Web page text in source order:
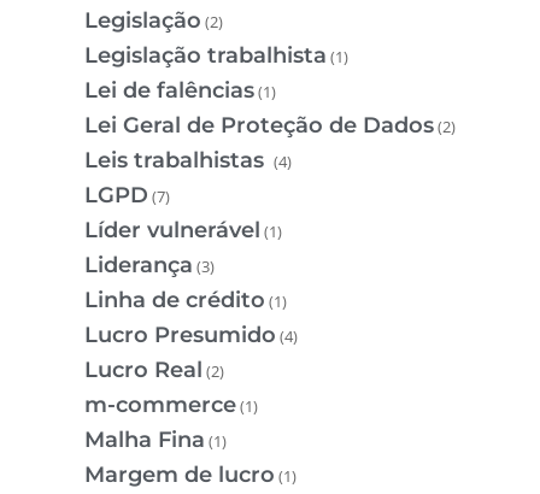
Legislação (2)
Legislação trabalhista (1)
Lei de falências(1)
Lei Geral de Proteção de Dados(2)
Leis trabalhistas (4)
LGPD (7)
Líder vulnerável (1)
Liderança (3)
Linha de crédito (1)
Lucro Presumido (4)
Lucro Real (2)
m-commerce(1)
Malha Fina (1)
Margem de lucro (1)